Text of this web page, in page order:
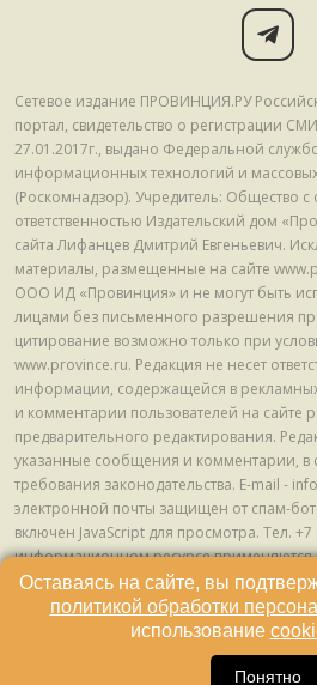
Сетевое издание ПРОВИНЦИЯ.РУ
портал, свидетельство о регистрации
27.01.2017г., выдано Федеральной
информационных технологий и
(Роскомнадзор). Учредитель: Общество
ответственностью Издательский дом
сайта Лифанцев Дмитрий Евгеньевич.
материалы, размещенные на сайте
ООО ИД «Провинция» и не могут быть
лицами без письменного разрешения
цитирование возможно только при
www.province.ru. Редакция не несет
информации, содержащейся в
и комментарии пользователей на сайте
предварительного редактирования.
указанные сообщения и комментарии, в
требования законодательства. E-mail -
электронной почты защищен от спам-
включен JavaScript для просмотра. Tел.
информационном ресурсе применяются
технологии (информационные
информации на основе сбора,
относящихся к предпочтениям
находящихся на территории
Оставаясь на сайте, вы
политикой обработки
использование
Понятно